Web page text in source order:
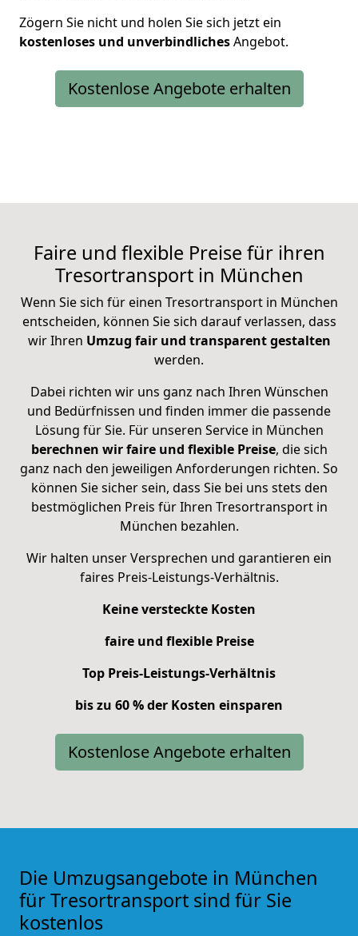
Zögern Sie nicht und holen Sie sich jetzt ein
kostenloses und unverbindlichesAngebot.
Kostenlose Angebote erhalten
Faire und flexible Preise für ihren
Tresortransport in München
Wenn Sie sich für einen Tresortransport in München
entscheiden, können Sie sich darauf verlassen, dass
wir Ihren Umzug fair und transparent gestalten
werden.
Dabei richten wir uns ganz nach Ihren Wünschen
und Bedürfnissen und finden immer die passende
Lösung für Sie. Für unseren Service in München
berechnen wir faire und flexible Preise, die sich
ganz nach den jeweiligen Anforderungen richten. So
können Sie sicher sein, dass Sie bei uns stets den
bestmöglichen Preis für Ihren Tresortransport in
München bezahlen.
Wir halten unser Versprechen und garantieren ein
faires Preis-Leistungs-Verhältnis.
Keine versteckte Kosten
faire und flexible Preise
Top Preis-Leistungs-Verhältnis
bis zu 60 % der Kosten einsparen
Kostenlose Angebote erhalten
Die Umzugsangebote in München
für Tresortransport sind für Sie
kostenlos